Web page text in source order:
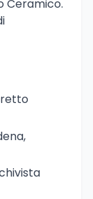
Ceramico.